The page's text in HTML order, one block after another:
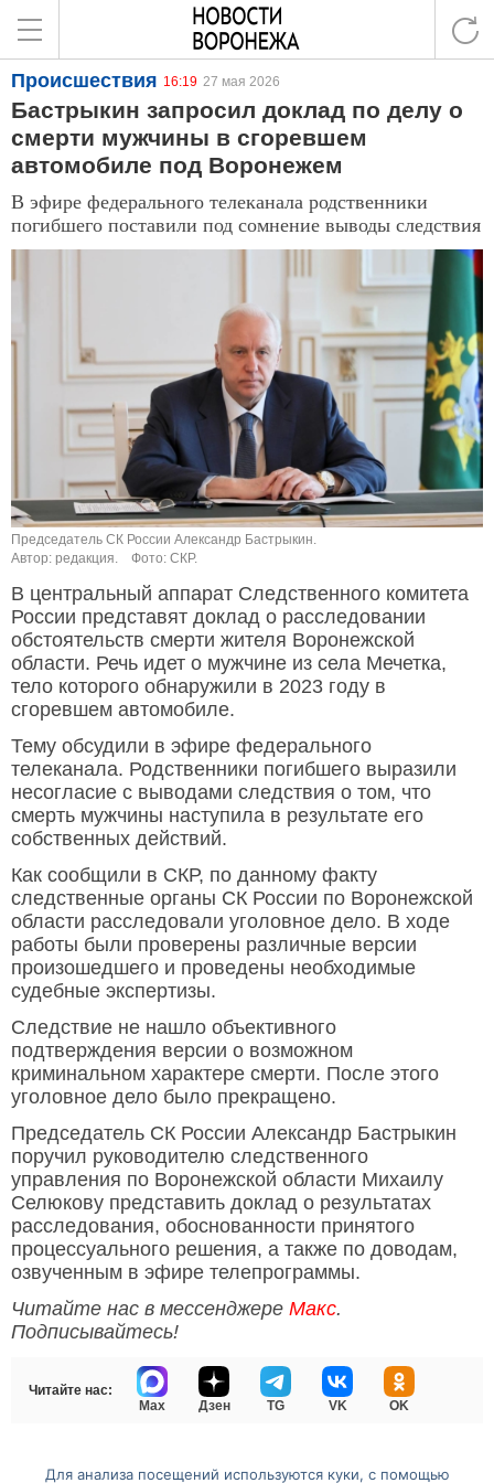
Происшествия 16:19 27 мая 2026
Бастрыкин запросил доклад по делу о
смерти мужчины в сгоревшем
автомобиле под Воронежем
В эфире федерального телеканала родственники
погибшего поставили под сомнение выводы следствия
Председатель СК России Александр Бастрыкин.
Автор: редакция.
Фото: СКР.
В центральный аппарат Следственного комитета
России представят доклад о расследовании
обстоятельств смерти жителя Воронежской
области. Речь идет о мужчине из села Мечетка,
тело которого обнаружили в 2023 году в
сгоревшем автомобиле.
Тему обсудили в эфире федерального
телеканала. Родственники погибшего выразили
несогласие с выводами следствия о том, что
смерть мужчины наступила в результате его
собственных действий.
Как сообщили в СКР, по данному факту
следственные органы СК России по Воронежской
области расследовали уголовное дело. В ходе
работы были проверены различные версии
произошедшего и проведены необходимые
судебные экспертизы.
Следствие не нашло объективного
подтверждения версии о возможном
криминальном характере смерти. После этого
уголовное дело было прекращено.
Председатель СК России Александр Бастрыкин
поручил руководителю следственного
управления по Воронежской области Михаилу
Селюкову представить доклад о результатах
расследования, обоснованности принятого
процессуального решения, а также по доводам,
озвученным в эфире телепрограммы.
Читайте нас в мессенджере Макс.
Подписывайтесь!
Читайте нас:
Max
Дзен TG VK OK
Для анализа посещений используются куки, с помощью